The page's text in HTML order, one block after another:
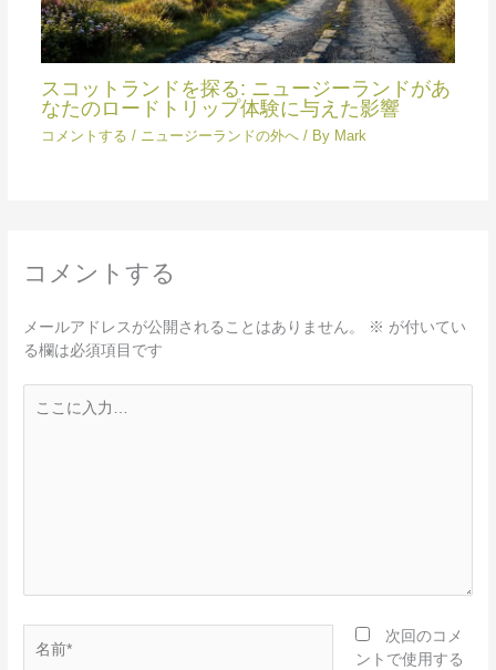
スコットランドを探る: ニュージーランドがあ
なたのロードトリップ体験に与えた影響
コメントする / ニュージーランドの外へ/ By Mark
コメントする
メールアドレスが公開されることはありません。 ※ が付いてい
る欄は必須項目です
こ
前
次回のコメ
ントで使用する